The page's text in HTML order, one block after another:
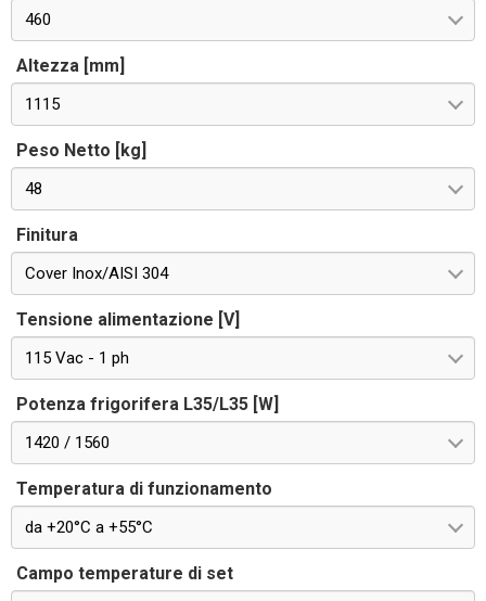
460
Altezza [mm]
1115
Peso Netto [kg]
48
Finitura
Cover Inox/AISI 304
Tensione alimentazione [V]
115 Vac - 1 ph
Potenza frigorifera L35/L35 [W]
1420 / 1560
Temperatura di funzionamento
da +20°C a +55°C
Campo temperature di set